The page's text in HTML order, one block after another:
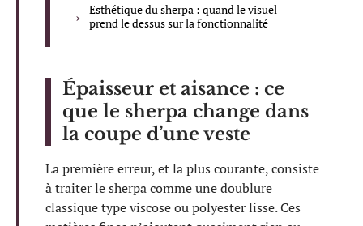
Esthétique du sherpa : quand le visuel
prend le dessus sur la fonctionnalité
Épaisseur et aisance : ce
que le sherpa change dans
la coupe d’une veste
La première erreur, et la plus courante, consiste
à traiter le sherpa comme une doublure
classique type viscose ou polyester lisse. Ces